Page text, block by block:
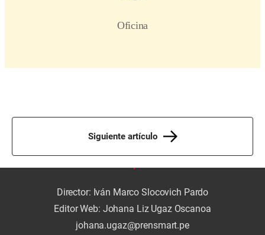
Siguiente artículo
Director: Iván Marco Slocovich Pardo
Editor Web: Johana Liz Ugaz Oscanoa
johana.ugaz@prensmart.pe